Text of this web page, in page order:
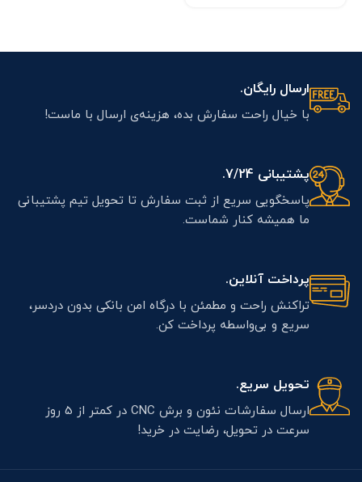
ارسال رایگان.
با خیال راحت سفارش بده، هزینه‌ی ارسال با ماست!
پشتیبانی 7/24.
پاسخگویی سریع از ثبت سفارش تا تحویل تیم پشتیبانی
ما همیشه کنار شماست.
پرداخت آنلاین.
تراکنش راحت و مطمئن با درگاه امن بانکی بدون دردسر،
سریع و بی‌واسطه پرداخت کن.
تحویل سریع.
ارسال سفارشات نئون و برش CNC در کمتر از 5 روز
سرعت در تحویل، رضایت در خرید!